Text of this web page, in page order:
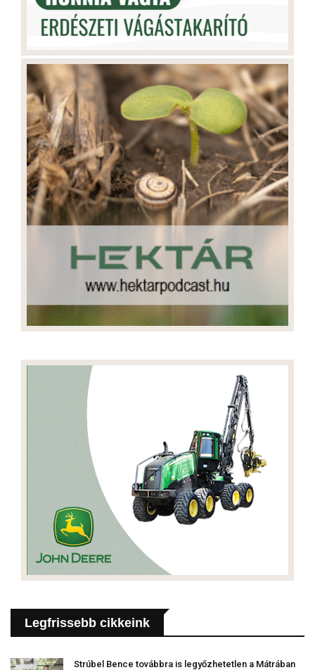
Legfrissebb cikkeink
Strúbel Bence továbbra is legyőzhetetlen a Mátrában